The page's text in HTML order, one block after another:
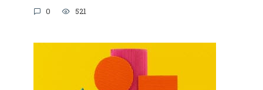
0 521